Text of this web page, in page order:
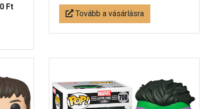
Ft
Tovább a vásárlásra